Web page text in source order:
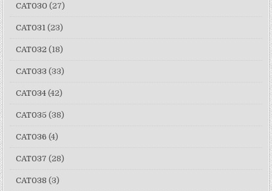
CAT030 (27)
CAT031 (23)
CAT032 (18)
CAT033 (33)
CAT034 (42)
CAT035 (38)
CAT036 (4)
CAT037 (28)
CAT038 (3)